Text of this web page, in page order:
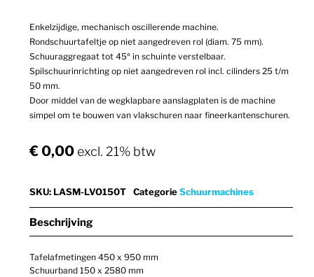
Enkelzijdige, mechanisch oscillerende machine.
Rondschuurtafeltje op niet aangedreven rol (diam. 75 mm).
Schuuraggregaat tot 45º in schuinte verstelbaar.
Spilschuurinrichting op niet aangedreven rol incl. cilinders 25 t/m
50 mm.
Door middel van de wegklapbare aanslagplaten is de machine
simpel om te bouwen van vlakschuren naar fineerkantenschuren.
€ 0,00 excl. 21% btw
SKU:LASM-LVO150T CategorieSchuurmachines
Beschrijving
Tafelafmetingen 450 x 950 mm
Schuurband 150 x 2580 mm